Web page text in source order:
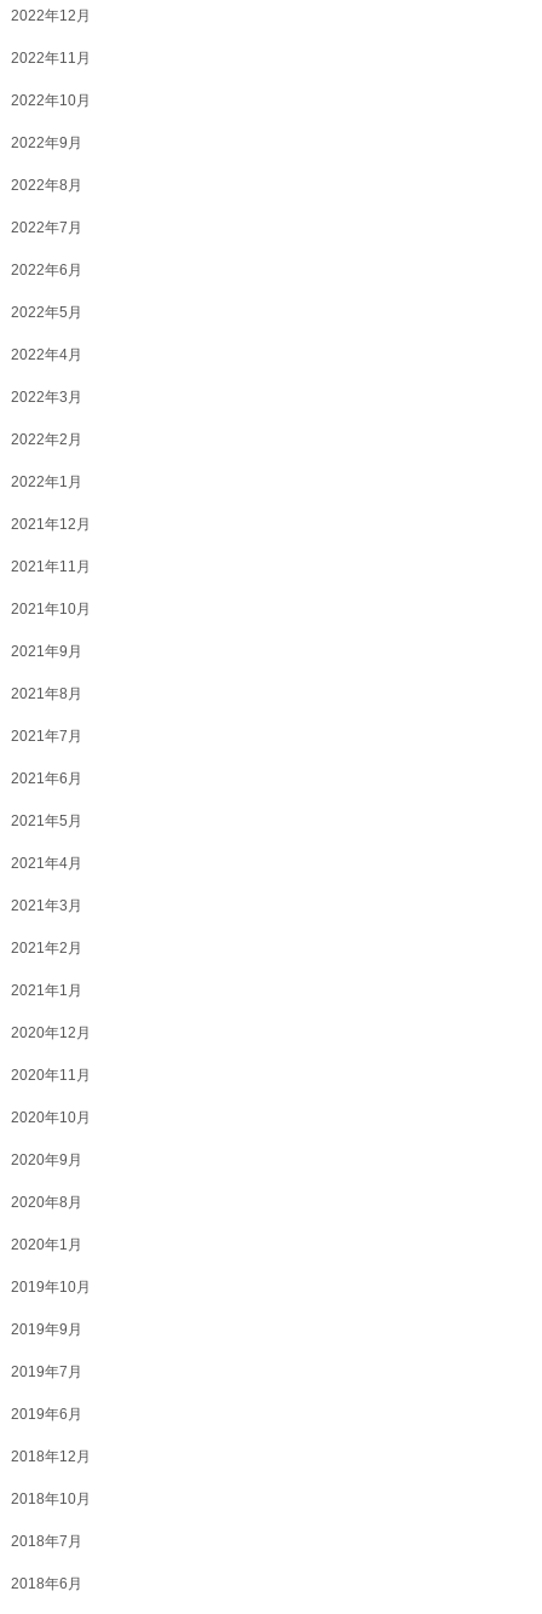
2022年12月
2022年11月
2022年10月
2022年9月
2022年8月
2022年7月
2022年6月
2022年5月
2022年4月
2022年3月
2022年2月
2022年1月
2021年12月
2021年11月
2021年10月
2021年9月
2021年8月
2021年7月
2021年6月
2021年5月
2021年4月
2021年3月
2021年2月
2021年1月
2020年12月
2020年11月
2020年10月
2020年9月
2020年8月
2020年1月
2019年10月
2019年9月
2019年7月
2019年6月
2018年12月
2018年10月
2018年7月
2018年6月